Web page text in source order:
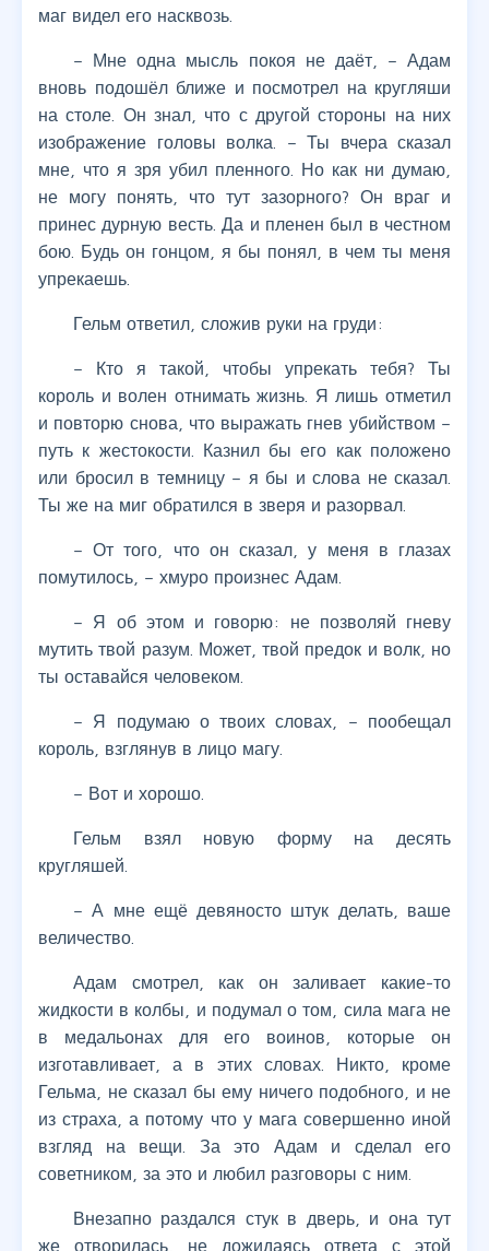
маг видел его насквозь.
– Мне одна мысль покоя не даёт, – Адам
вновь подошёл ближе и посмотрел на кругляши
на столе. Он знал, что с другой стороны на них
изображение головы волка. – Ты вчера сказал
мне, что я зря убил пленного. Но как ни думаю,
не могу понять, что тут зазорного? Он враг и
принес дурную весть. Да и пленен был в честном
бою. Будь он гонцом, я бы понял, в чем ты меня
упрекаешь.
Гельм ответил, сложив руки на груди:
– Кто я такой, чтобы упрекать тебя? Ты
король и волен отнимать жизнь. Я лишь отметил
и повторю снова, что выражать гнев убийством –
путь к жестокости. Казнил бы его как положено
или бросил в темницу – я бы и слова не сказал.
Ты же на миг обратился в зверя и разорвал.
– От того, что он сказал, у меня в глазах
помутилось, – хмуро произнес Адам.
– Я об этом и говорю: не позволяй гневу
мутить твой разум. Может, твой предок и волк, но
ты оставайся человеком.
– Я подумаю о твоих словах, – пообещал
король, взглянув в лицо магу.
– Вот и хорошо.
Гельм взял новую форму на десять
кругляшей.
– А мне ещё девяносто штук делать, ваше
величество.
Адам смотрел, как он заливает какие-то
жидкости в колбы, и подумал о том, сила мага не
в медальонах для его воинов, которые он
изготавливает, а в этих словах. Никто, кроме
Гельма, не сказал бы ему ничего подобного, и не
из страха, а потому что у мага совершенно иной
взгляд на вещи. За это Адам и сделал его
советником, за это и любил разговоры с ним.
Внезапно раздался стук в дверь, и она тут
же отворилась, не дожидаясь ответа с этой